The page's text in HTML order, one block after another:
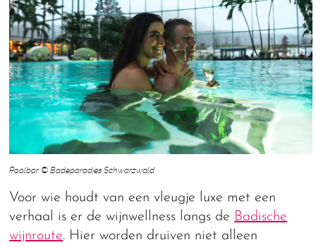
Poolbar © Badeparadies Schwarzwald
Voor wie houdt van een vleugje luxe met een
verhaal is er de wijnwellness langs de Badische
wijnroute. Hier worden druiven niet alleen